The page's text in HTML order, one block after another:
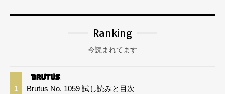
Ranking
今読まれてます
1 Brutus No. 1059 試し読みと目次